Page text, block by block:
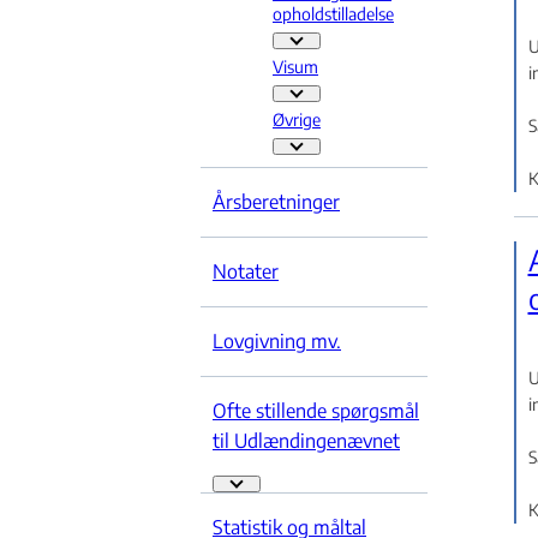
opholdstilladelse
Visum
Visum - Flere links
Øvrige
Øvrige - Flere links
Årsberetninger
Notater
Lovgivning mv.
Ofte stillende spørgsmål
til Udlændingenævnet
Ofte stillende spørgsmål til
Statistik og måltal